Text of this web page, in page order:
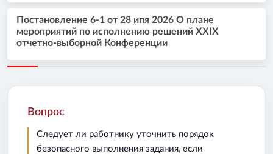
Постановление 6-1 от 28 ипя 2026 О плане
мероприятий по исполнению решений XXIX
отчетно-выборной Конференции
Вопрос
Следует ли работнику уточнить порядок
безопасного выполнения задания, если